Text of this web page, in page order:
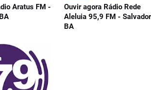
Aratus FM -
Ouvir agora Rádio Rede
Aleluia 95,9 FM -
BA